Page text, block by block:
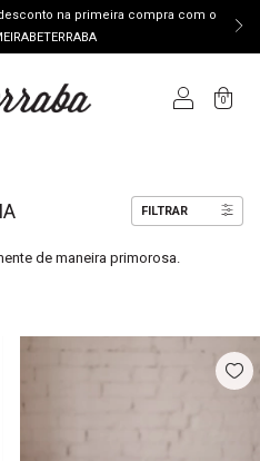
na primeira compra com o
0
FILTRAR
de maneira primorosa.